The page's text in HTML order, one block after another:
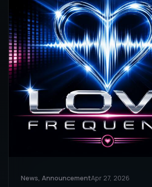
News, AnnouncementApr 27, 2026